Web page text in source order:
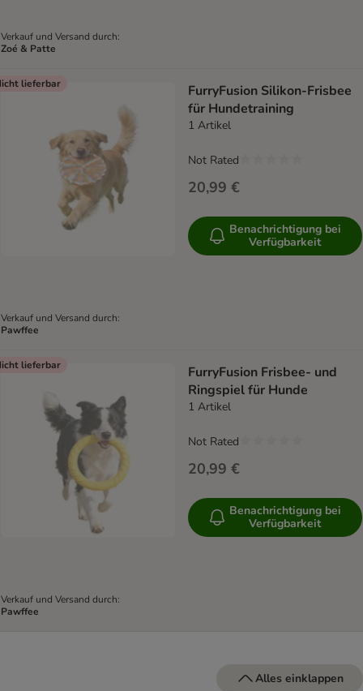
Verkauf und Versand durch:
Zoé & Patte
lieferbar
Verkauf und Versand durch:
Pawffee
FurryFusion Silikon-Frisbee
für Hundetraining
1 Artikel
20,99 €
Not Rated
Benachrichtigung bei
Verfügbarkeit
lieferbar
Verkauf und Versand durch:
Pawffee
FurryFusion Frisbee- und
Ringspiel für Hunde
1 Artikel
20,99 €
Not Rated
Benachrichtigung bei
Verfügbarkeit
Alles einklappen